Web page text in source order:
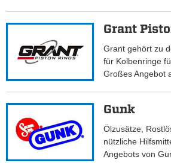
Grant
Grant gehört zu
für Kolbenringe
Großes Angebot
Gunk
Ölzusätze,
nützliche
Angebots von